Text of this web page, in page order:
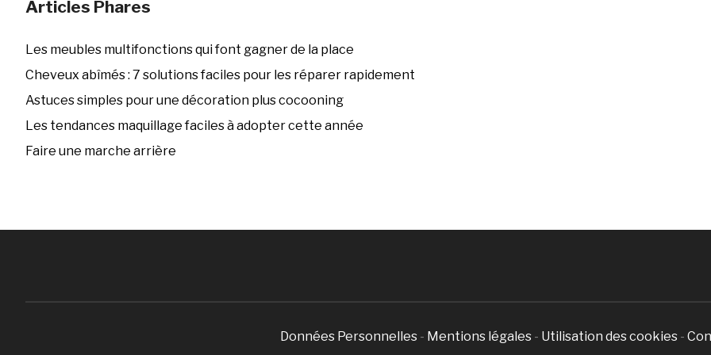
Articles Phares
Les meubles multifonctions qui font gagner de la place
Cheveux abîmés : 7 solutions faciles pour les réparer rapidement
Astuces simples pour une décoration plus cocooning
Les tendances maquillage faciles à adopter cette année
Faire une marche arrière
Données Personnelles - Mentions légales - Utilisation des cookies -